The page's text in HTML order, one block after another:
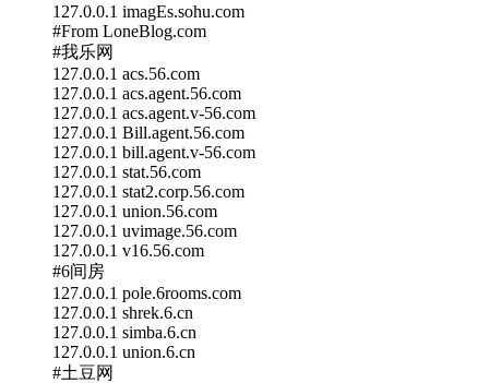
127.0.0.1 imagEs.sohu.com
#From LoneBlog.com
#我乐网
127.0.0.1 acs.56.com
127.0.0.1 acs.agent.56.com
127.0.0.1 acs.agent.v-56.com
127.0.0.1 Bill.agent.56.com
127.0.0.1 bill.agent.v-56.com
127.0.0.1 stat.56.com
127.0.0.1 stat2.corp.56.com
127.0.0.1 union.56.com
127.0.0.1 uvimage.56.com
127.0.0.1 v16.56.com
#6间房
127.0.0.1 pole.6rooms.com
127.0.0.1 shrek.6.cn
127.0.0.1 simba.6.cn
127.0.0.1 union.6.cn
#土豆网